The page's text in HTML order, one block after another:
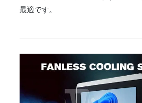
最適です。